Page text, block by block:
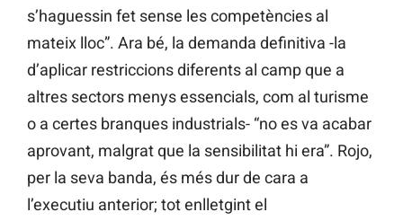
s’haguessin fet sense les competències al
mateix lloc”. Ara bé, la demanda definitiva -la
d’aplicar restriccions diferents al camp que a
altres sectors menys essencials, com al turisme
o a certes branques industrials- “no es va acabar
aprovant, malgrat que la sensibilitat hi era”. Rojo,
per la seva banda, és més dur de cara a
l’executiu anterior; tot enlletgint el